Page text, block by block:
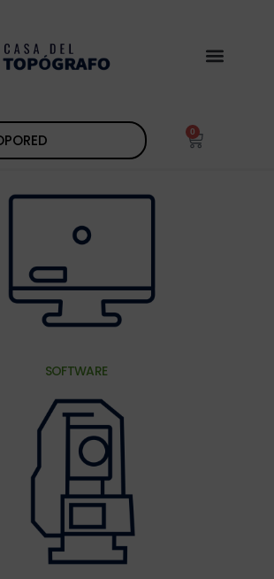
0
SOFTWARE